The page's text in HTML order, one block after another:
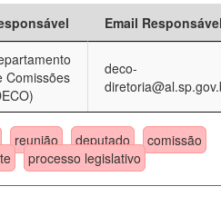
Email
Comissões
deco-
reunião deputado
comissão
processo legislativo